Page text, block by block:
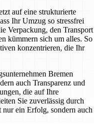
auf eine strukturierte
Ihr Umzug so stressfrei
Verpackung, den Transport
kümmern sich um alles. So
konzentrieren, die Ihr
Bremen
auch Transparenz und
die auf Ihre
Sie zuverlässig durch
ein Erfolg, sondern auch